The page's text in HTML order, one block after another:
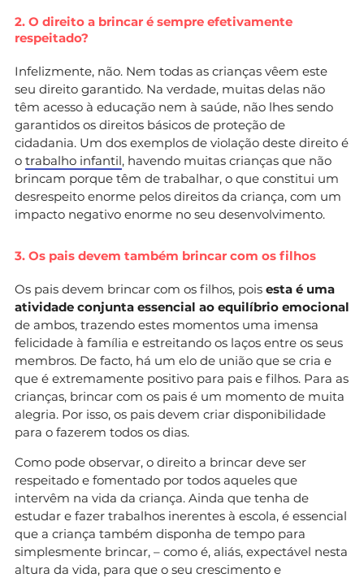
2. O direito a brincar é sempre efetivamente
respeitado?
Infelizmente, não. Nem todas as crianças vêem este
seu direito garantido. Na verdade, muitas delas não
têm acesso à educação nem à saúde, não lhes sendo
garantidos os direitos básicos de proteção de
cidadania. Um dos exemplos de violação deste direito é
o trabalho infantil, havendo muitas crianças que não
brincam porque têm de trabalhar, o que constitui um
desrespeito enorme pelos direitos da criança, com um
impacto negativo enorme no seu desenvolvimento.
3. Os pais devem também brincar com os filhos
Os pais devem brincar com os filhos, pois esta é uma
atividade conjunta essencial ao equilíbrio emocional
de ambos, trazendo estes momentos uma imensa
felicidade à família e estreitando os laços entre os seus
membros. De facto, há um elo de união que se cria e
que é extremamente positivo para pais e filhos. Para as
crianças, brincar com os pais é um momento de muita
alegria. Por isso, os pais devem criar disponibilidade
para o fazerem todos os dias.
Como pode observar, o direito a brincar deve ser
respeitado e fomentado por todos aqueles que
intervêm na vida da criança. Ainda que tenha de
estudar e fazer trabalhos inerentes à escola, é essencial
que a criança também disponha de tempo para
simplesmente brincar, – como é, aliás, expectável nesta
altura da vida, para que o seu crescimento e